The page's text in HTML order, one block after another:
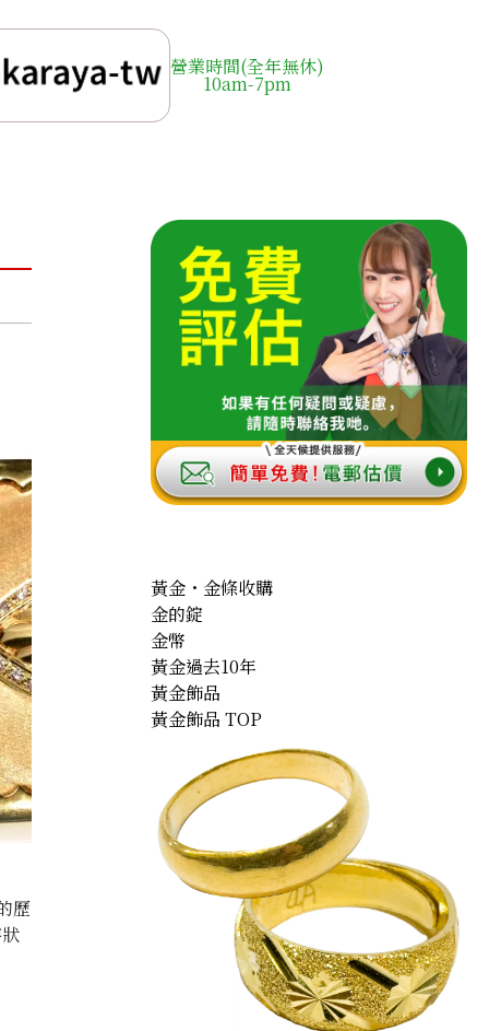
營業時間(全年無休)
10am-7pm
歷
黃金・金條收購
金的錠
金幣
黃金過去10年
黃金飾品
黃金飾品 TOP